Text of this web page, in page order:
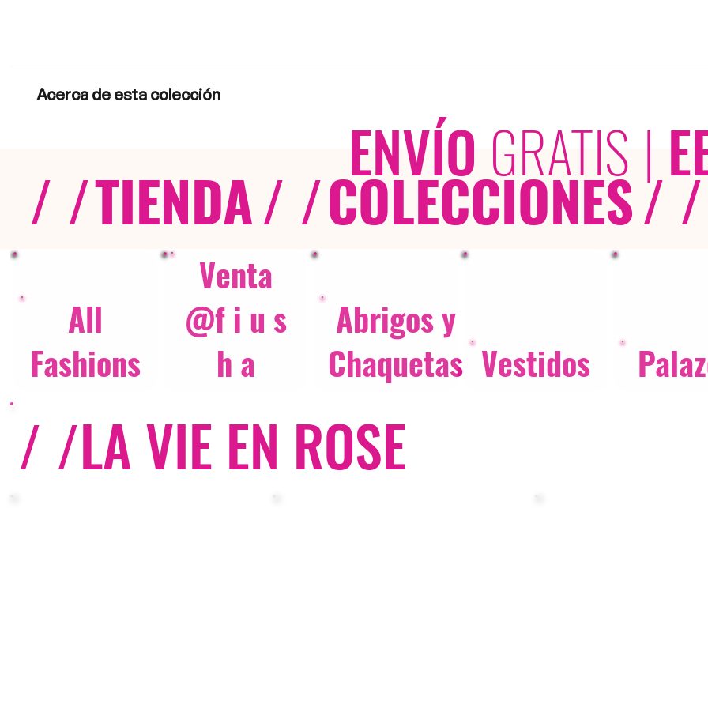
/ /TIENDA/ /COLECCIONES/ /
Acerca de esta colección
ENVÍO GRATIS |
All
Fashions
Venta
@f i u s
h a
Abrigos y
Chaquetas Vestidos
/ /LA VIE EN ROSE